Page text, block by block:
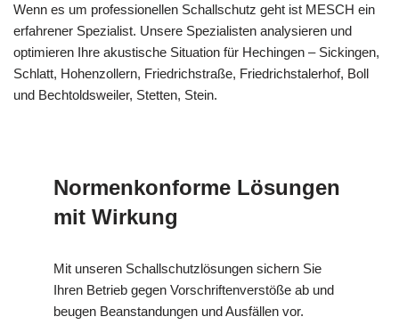
Wenn es um professionellen Schallschutz geht ist MESCH ein
erfahrener Spezialist. Unsere Spezialisten analysieren und
optimieren Ihre akustische Situation für Hechingen – Sickingen,
Schlatt, Hohenzollern, Friedrichstraße, Friedrichstalerhof, Boll
und Bechtoldsweiler, Stetten, Stein.
Normenkonforme Lösungen
mit Wirkung
Mit unseren Schallschutzlösungen sichern Sie
Ihren Betrieb gegen Vorschriftenverstöße ab und
beugen Beanstandungen und Ausfällen vor.